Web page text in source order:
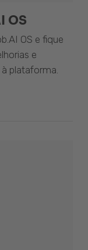
OS
OS e fique
e
plataforma.